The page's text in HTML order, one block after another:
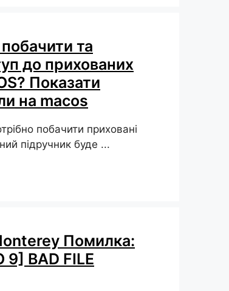
та
до прихованих
Показати
на macos
побачити приховані
підручник буде ...
Помилка:
9] BAD FILE